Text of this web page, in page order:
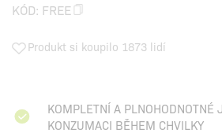
KÓD: FREE
Produkt si koupilo 1873 lidí
KOMPLETNÍ A PLNOHODNOTNÉ
KONZUMACI BĚHEM CHVILKY